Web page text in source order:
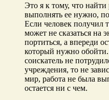
Это я к тому, что
выполнять ее нужно,
Если человек получил
может не сказаться на
портиться, а впереди
который нужно обойти.
соискатель не
учреждения, то не
мир, работа не была
остается ни с чем.